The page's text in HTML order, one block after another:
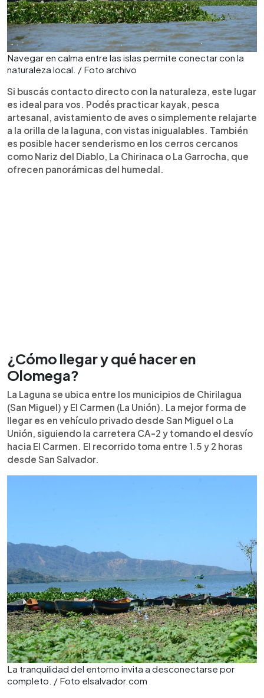
Navegar en calma entre las islas permite conectar con la
naturaleza local. / Foto archivo
Si buscás contacto directo con la naturaleza, este lugar
es ideal para vos. Podés practicar kayak, pesca
artesanal, avistamiento de aves o simplemente relajarte
a la orilla de la laguna, con vistas inigualables. También
es posible hacer senderismo en los cerros cercanos
como Nariz del Diablo, La Chirinaca o La Garrocha, que
ofrecen panorámicas del humedal.
¿Cómo llegar y qué hacer en
Olomega?
La Laguna se ubica entre los municipios de Chirilagua
(San Miguel) y El Carmen (La Unión). La mejor forma de
llegar es en vehículo privado desde San Miguel o La
Unión, siguiendo la carretera CA-2 y tomando el desvío
hacia El Carmen. El recorrido toma entre 1.5 y 2 horas
desde San Salvador.
La tranquilidad del entorno invita a desconectarse por
completo. / Foto elsalvador.com